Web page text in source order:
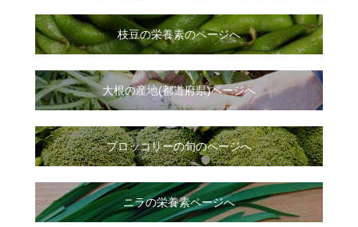
枝豆の栄養素のページへ
大根の産地(都道府県)ページへ
ブロッコリーの旬のページへ
ニラの栄養素ページへ